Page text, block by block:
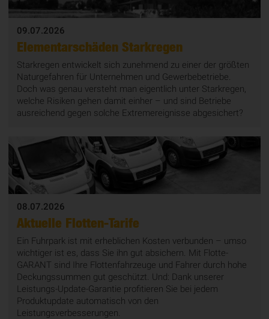
09.07.2026
Elementarschäden Starkregen
Starkregen entwickelt sich zunehmend zu einer der größten
Naturgefahren für Unternehmen und Gewerbebetriebe.
Doch was genau versteht man eigentlich unter Starkregen,
welche Risiken gehen damit einher – und sind Betriebe
ausreichend gegen solche Extremereignisse abgesichert?
08.07.2026
Aktuelle Flotten-Tarife
Ein Fuhrpark ist mit erheblichen Kosten verbunden – umso
wichtiger ist es, dass Sie ihn gut absichern. Mit Flotte-
GARANT sind Ihre Flottenfahrzeuge und Fahrer durch hohe
Deckungssummen gut geschützt. Und: Dank unserer
Leistungs-Update-Garantie profitieren Sie bei jedem
Produktupdate automatisch von den
Leistungsverbesserungen.